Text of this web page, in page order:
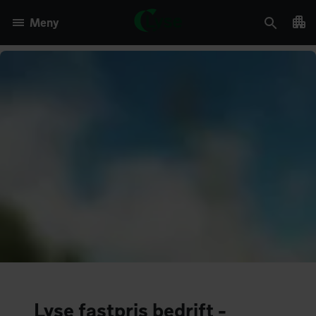
Meny
Lyse fastpris bedrift -